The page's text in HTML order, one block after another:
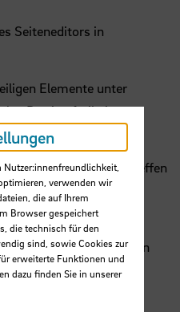
Seiteneditors in
Elemente unter
Barrierefreiheit
jeweiligen Elemente treffen
der digitalen
und Schlussfolgerungen
Gestaltung der Seite
Nutzer:innenfreundlichkeit,
verwenden wir
die auf Ihrem
Browser gespeichert
die technisch für den
sind, sowie Cookies zur
erweiterte Funktionen und
dazu finden Sie in unserer